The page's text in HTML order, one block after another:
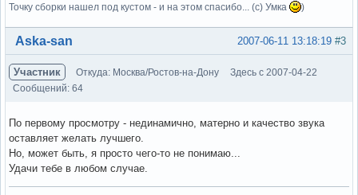
Точку сборки нашел под кустом - и на этом спасибо... (с) Умка )
Вне форума #3
2007-06-11 13:18:19
Aska-san
Участник Откуда: Москва/Ростов-на-Дону
Здесь с 2007-04-22
Сообщений: 64
По первому просмотру - нединамично, матерно и качество звука
оставляет желать лучшего.
Но, может быть, я просто чего-то не понимаю...
Удачи тебе в любом случае.